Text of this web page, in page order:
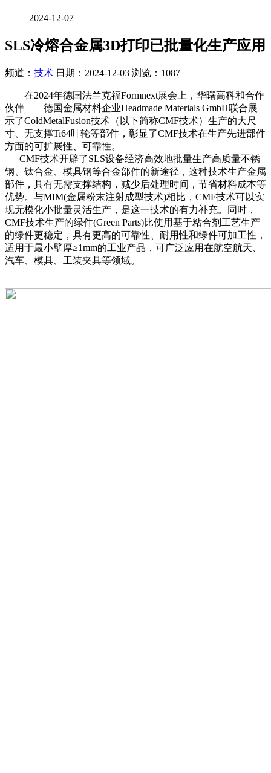
2024-12-07
SLS冷熔合金属3D打印已批量化生产应用
频道： 技术 日期： 2024-12-03 浏览：1087
在2024年德国法兰克福Formnext展会上，华曙高科和合作
伙伴——德国金属材料企业Headmade Materials GmbH联合展
示了ColdMetalFusion技术（以下简称CMF技术）生产的大尺
寸、无支撑Ti64叶轮等部件，彰显了CMF技术在生产先进部件
方面的可扩展性、可靠性。
CMF技术开辟了SLS设备经济高效地批量生产高质量不锈
钢、钛合金、模具钢等合金部件的新途径，这种技术生产金属
部件，具有无需支撑结构，减少后处理时间，节省材料成本等
优势。与MIM(金属粉末注射成型技术)相比，CMF技术可以实
现无模化小批量灵活生产，是这一技术的有力补充。同时，
CMF技术生产的绿件(Green Parts)比使用基于粘合剂工艺生产
的绿件更稳定，具有更高的可靠性、耐用性和绿件可加工性，
适用于最小壁厚≥1mm的工业产品，可广泛应用在航空航天、
汽车、模具、工装夹具等领域。